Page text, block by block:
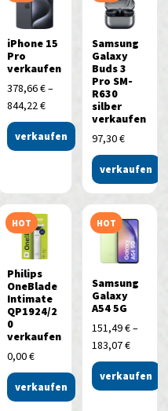
iPhone 15
Pro
verkaufen
378,66€–
844,22€
verkaufen
Samsung
Galaxy
Buds 3
Pro SM-
R630
silber
verkaufen
97,30€
verkaufen
HOT
Philips
OneBlade
Intimate
QP1924/2
0
verkaufen
0,00€
verkaufen
HOT
Samsung
Galaxy
A54 5G
151,49€–
183,07€
verkaufen